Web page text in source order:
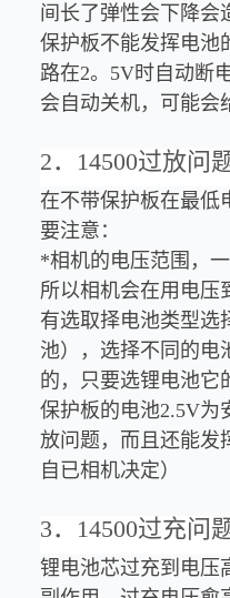
间长了弹性会下降会
保护板不能发挥电池
路在2。5V时自动断
会自动关机，可能会
2．14500过放问
在不带保护板在最低
要注意：
*相机的电压范围，
所以相机会在用电压
有选取择电池类型选
池），选择不同的电
的，只要选锂电池它
保护板的电池2.5V为
放问题，而且还能发
自已相机决定）
3．14500过充问
锂电池芯过充到电压